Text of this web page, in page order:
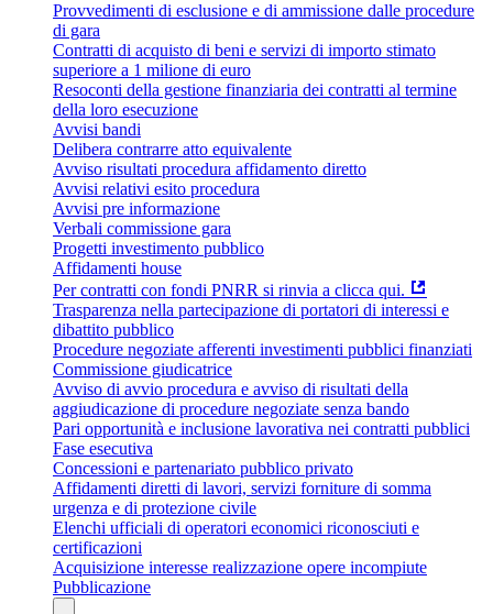
Provvedimenti di esclusione e di ammissione dalle procedure
di gara
Contratti di acquisto di beni e servizi di importo stimato
superiore a 1 milione di euro
Resoconti della gestione finanziaria dei contratti al termine
della loro esecuzione
Avvisi bandi
Delibera contrarre atto equivalente
Avviso risultati procedura affidamento diretto
Avvisi relativi esito procedura
Avvisi pre informazione
Verbali commissione gara
Progetti investimento pubblico
Affidamenti house
Per contratti con fondi PNRR si rinvia a clicca qui.
Trasparenza nella partecipazione di portatori di interessi e
dibattito pubblico
Procedure negoziate afferenti investimenti pubblici finanziati
Commissione giudicatrice
Avviso di avvio procedura e avviso di risultati della
aggiudicazione di procedure negoziate senza bando
Pari opportunità e inclusione lavorativa nei contratti pubblici
Fase esecutiva
Concessioni e partenariato pubblico privato
Affidamenti diretti di lavori, servizi forniture di somma
urgenza e di protezione civile
Elenchi ufficiali di operatori economici riconosciuti e
certificazioni
Acquisizione interesse realizzazione opere incompiute
Pubblicazione